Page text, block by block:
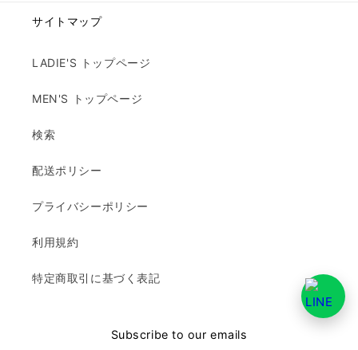
サイトマップ
LADIE'S トップページ
MEN'S トップページ
検索
配送ポリシー
プライバシーポリシー
利用規約
特定商取引に基づく表記
Subscribe to our emails